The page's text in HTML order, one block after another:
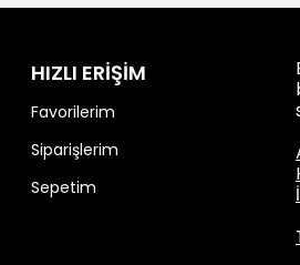
HIZLI ERİŞİM
Favorilerim
Siparişlerim
Sepetim